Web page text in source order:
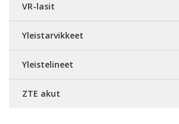
VR-lasit
Yleistarvikkeet
Yleistelineet
ZTE akut